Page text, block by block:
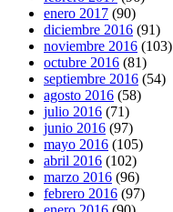
enero 2017 (90)
diciembre 2016 (91)
noviembre 2016 (103)
octubre 2016 (81)
septiembre 2016 (54)
agosto 2016 (58)
julio 2016 (71)
junio 2016 (97)
mayo 2016 (105)
abril 2016 (102)
marzo 2016 (96)
febrero 2016 (97)